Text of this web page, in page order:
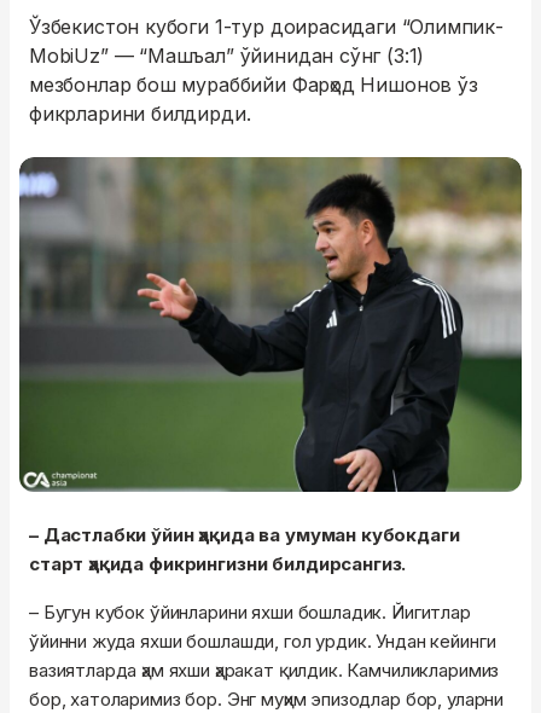
Ўзбекистон кубоги 1-тур доирасидаги “Олимпик-
MobiUz” — “Машъал” ўйинидан сўнг (3:1)
мезбонлар бош мураббийи Фарҳод Нишонов ўз
фикрларини билдирди.
– Дастлабки ўйин ҳақида ва умуман кубокдаги
старт ҳақида фикрингизни билдирсангиз.
– Бугун кубок ўйинларини яхши бошладик. Йигитлар
ўйинни жуда яхши бошлашди, гол урдик. Ундан кейинги
вазиятларда ҳам яхши ҳаракат қилдик. Камчиликларимиз
бор, хатоларимиз бор. Энг муҳим эпизодлар бор, уларни